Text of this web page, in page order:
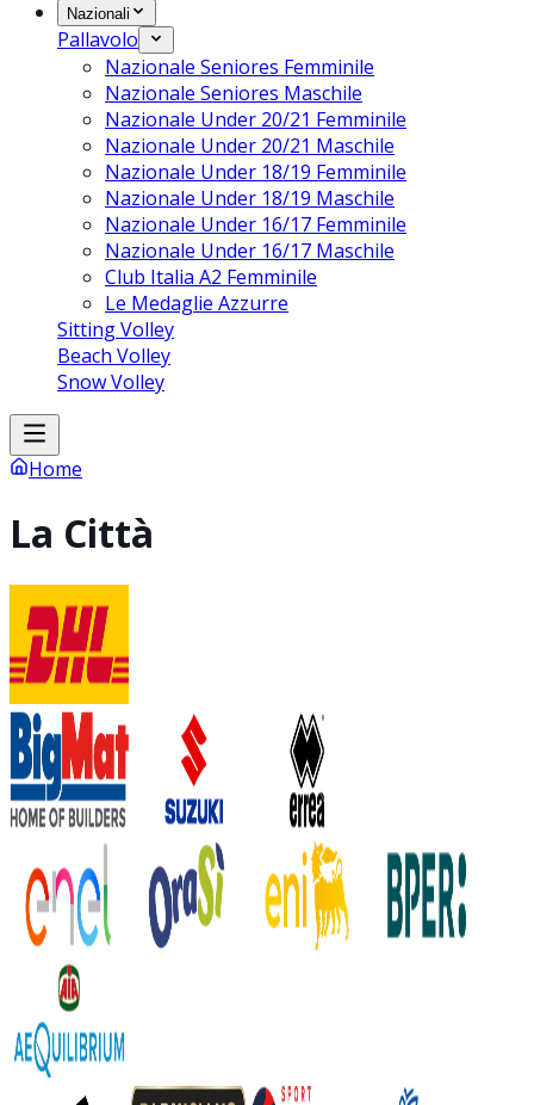
Nazionali
Pallavolo
Nazionale Seniores Femminile
Nazionale Seniores Maschile
Nazionale Under 20/21 Femminile
Nazionale Under 20/21 Maschile
Nazionale Under 18/19 Femminile
Nazionale Under 18/19 Maschile
Nazionale Under 16/17 Femminile
Nazionale Under 16/17 Maschile
Club Italia A2 Femminile
Le Medaglie Azzurre
Sitting Volley
Beach Volley
Snow Volley
Home
La Città